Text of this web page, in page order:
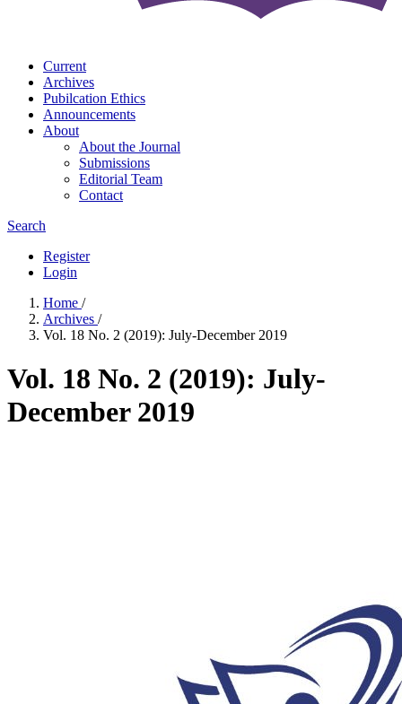
Current
Archives
Pubilcation Ethics
Announcements
About
About the Journal
Submissions
Editorial Team
Contact
Search
Register
Login
Home /
Archives /
Vol. 18 No. 2 (2019): July-December 2019
Vol. 18 No. 2 (2019): July-
December 2019